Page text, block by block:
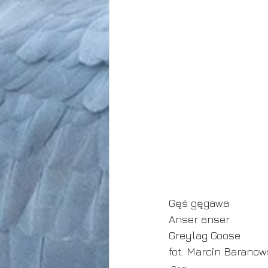
Gęś gęgawa
Anser anser
Greylag Goose
fot. Marcin